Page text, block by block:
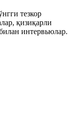
тезкор
қизиқарли
интервьюлар.